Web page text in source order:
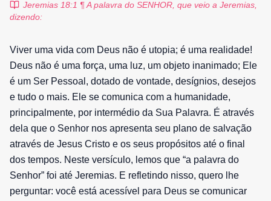
Jeremias 18:1 ¶ A palavra do SENHOR, que veio a Jeremias,
dizendo:
Viver uma vida com Deus não é utopia; é uma realidade!
Deus não é uma força, uma luz, um objeto inanimado; Ele
é um Ser Pessoal, dotado de vontade, desígnios, desejos
e tudo o mais. Ele se comunica com a humanidade,
principalmente, por intermédio da Sua Palavra. É através
dela que o Senhor nos apresenta seu plano de salvação
através de Jesus Cristo e os seus propósitos até o final
dos tempos. Neste versículo, lemos que “a palavra do
Senhor” foi até Jeremias. E refletindo nisso, quero lhe
perguntar: você está acessível para Deus se comunicar